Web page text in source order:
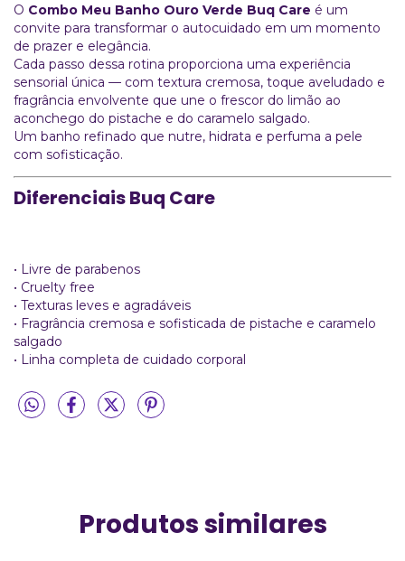
O Combo Meu Banho Ouro Verde Buq Care é um
convite para transformar o autocuidado em um momento
de prazer e elegância.
Cada passo dessa rotina proporciona uma experiência
sensorial única — com textura cremosa, toque aveludado e
fragrância envolvente que une o frescor do limão ao
aconchego do pistache e do caramelo salgado.
Um banho refinado que nutre, hidrata e perfuma a pele
com sofisticação.
Diferenciais Buq Care
• Livre de parabenos
• Cruelty free
• Texturas leves e agradáveis
• Fragrância cremosa e sofisticada de pistache e caramelo
salgado
• Linha completa de cuidado corporal
Produtos similares